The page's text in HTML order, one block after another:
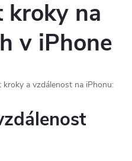
kroky na
v iPhone
a vzdálenost na iPhonu: